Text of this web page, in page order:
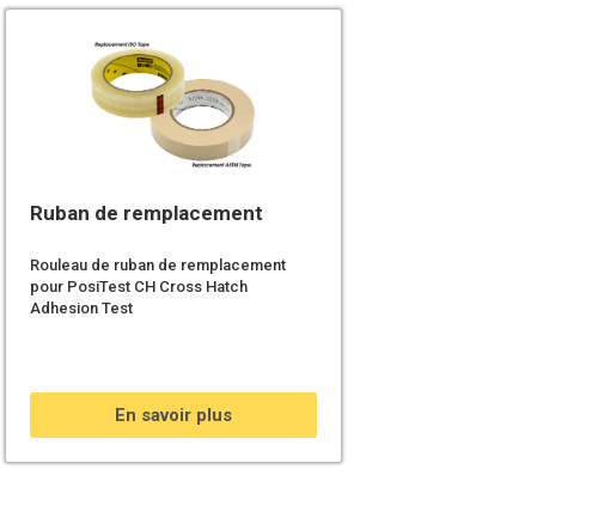
Ruban de remplacement
Rouleau de ruban de remplacement
pour PosiTest CH Cross Hatch
Adhesion Test
En savoir plus